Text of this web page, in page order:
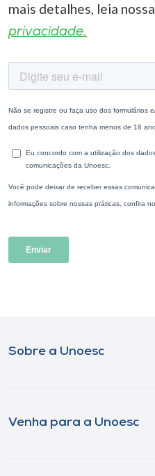
mais detalhes, leia nossa
privacidade.
Sobre a Unoesc
Venha para a Unoesc